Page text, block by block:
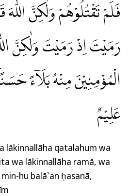
فَلَمْ تَقْتُلُوْهُمْ وَلٰكِنَّ اللّٰهَ
رَمَيْتَ اِذْ رَمَيْتَ وَلٰكِنَّ
الْمُؤْمِنِيْنَ مِنْهُ بَلَاۤءً
عَلِيْمٌ
lākinnallāha qatalahum wa
wa lākinnallāha ramā, wa
hu balā`an ḥasanā,